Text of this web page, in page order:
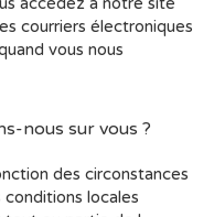
courriers électroniques
vous nous
nous sur vous ?
des circonstances
locales